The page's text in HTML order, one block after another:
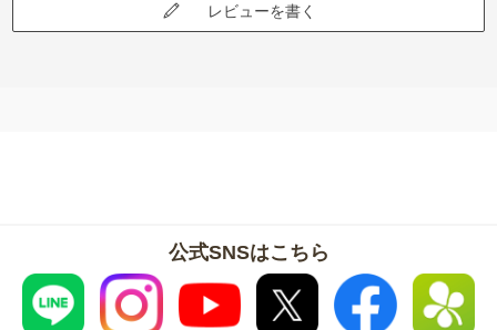
レビューを書く
公式SNSはこちら